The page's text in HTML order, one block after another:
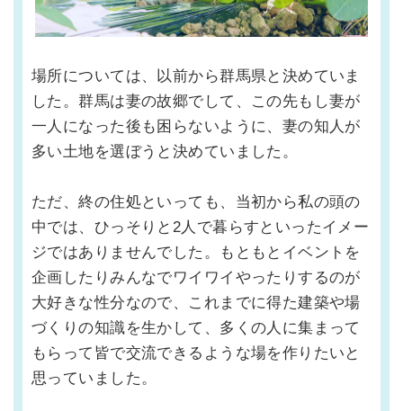
場所については、以前から群馬県と決めていま
した。群馬は妻の故郷でして、この先もし妻が
一人になった後も困らないように、妻の知人が
多い土地を選ぼうと決めていました。
ただ、終の住処といっても、当初から私の頭の
中では、ひっそりと2人で暮らすといったイメー
ジではありませんでした。もともとイベントを
企画したりみんなでワイワイやったりするのが
大好きな性分なので、これまでに得た建築や場
づくりの知識を生かして、多くの人に集まって
もらって皆で交流できるような場を作りたいと
思っていました。